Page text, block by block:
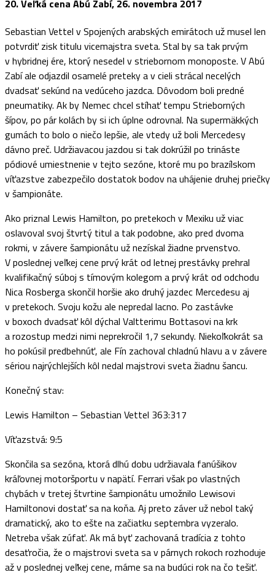
20. Veľká cena Abú Zabí, 26. novembra 2017
Sebastian Vettel v Spojených arabských emirátoch už musel len
potvrdiť zisk titulu vicemajstra sveta. Stal by sa tak prvým
v hybridnej ére, ktorý nesedel v striebornom monoposte. V Abú
Zabí ale odjazdil osamelé preteky a v cieli strácal necelých
dvadsať sekúnd na vedúceho jazdca. Dôvodom boli predné
pneumatiky. Ak by Nemec chcel stíhať tempu Strieborných
šípov, po pár kolách by si ich úplne odrovnal. Na supermäkkých
gumách to bolo o niečo lepšie, ale vtedy už boli Mercedesy
dávno preč. Udržiavacou jazdou si tak dokrúžil po trináste
pódiové umiestnenie v tejto sezóne, ktoré mu po brazílskom
víťazstve zabezpečilo dostatok bodov na uhájenie druhej priečky
v šampionáte.
Ako priznal Lewis Hamilton, po pretekoch v Mexiku už viac
oslavoval svoj štvrtý titul a tak podobne, ako pred dvoma
rokmi, v závere šampionátu už nezískal žiadne prvenstvo.
V poslednej veľkej cene prvý krát od letnej prestávky prehral
kvalifikačný súboj s tímovým kolegom a prvý krát od odchodu
Nica Rosberga skončil horšie ako druhý jazdec Mercedesu aj
v pretekoch. Svoju kožu ale nepredal lacno. Po zastávke
v boxoch dvadsať kôl dýchal Valtterimu Bottasovi na krk
a rozostup medzi nimi neprekročil 1,7 sekundy. Niekoľkokrát sa
ho pokúsil predbehnúť, ale Fín zachoval chladnú hlavu a v závere
sériou najrýchlejších kôl nedal majstrovi sveta žiadnu šancu.
Konečný stav:
Lewis Hamilton – Sebastian Vettel 363:317
Víťazstvá: 9:5
Skončila sa sezóna, ktorá dlhú dobu udržiavala fanúšikov
kráľovnej motoršportu v napätí. Ferrari však po vlastných
chybách v tretej štvrtine šampionátu umožnilo Lewisovi
Hamiltonovi dostať sa na koňa. Aj preto záver už nebol taký
dramatický, ako to ešte na začiatku septembra vyzeralo.
Netreba však zúfať. Ak má byť zachovaná tradícia z tohto
desaťročia, že o majstrovi sveta sa v párnych rokoch rozhoduje
až v poslednej veľkej cene, máme sa na budúci rok na čo tešiť.